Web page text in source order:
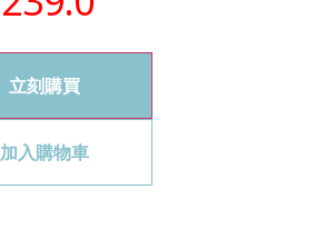
立刻購買
加入購物車